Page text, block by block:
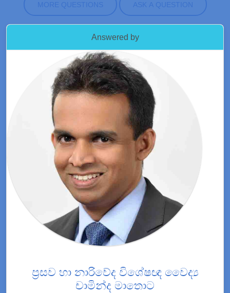
MORE QUESTIONS ASK A QUESTION
Answered by
ප්‍රසව හා නාරිවේද විශේෂඥ වෛද්‍ය
චාමින්ද මාතොට